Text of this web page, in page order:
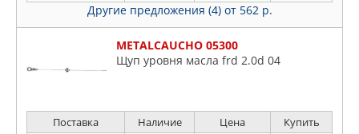
Другие предложения (4) от 562 р.
METALCAUCHO 05300
Щуп уровня масла frd 2.0d 04
Поставка Наличие Цена Купить